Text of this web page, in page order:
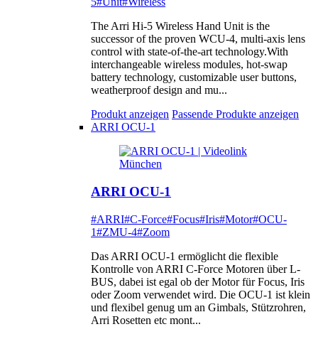
The Arri Hi-5 Wireless Hand Unit is the
successor of the proven WCU-4, multi-axis lens
control with state-of-the-art technology.With
interchangeable wireless modules, hot-swap
battery technology, customizable user buttons,
weatherproof design and mu...
Produkt anzeigen Passende Produkte anzeigen
ARRI OCU-1
ARRI OCU-1
#ARRI#C-Force#Focus#Iris#Motor#OCU-
1#ZMU-4#Zoom
Das ARRI OCU-1 ermöglicht die flexible
Kontrolle von ARRI C-Force Motoren über L-
BUS, dabei ist egal ob der Motor für Focus, Iris
oder Zoom verwendet wird. Die OCU-1 ist klein
und flexibel genug um an Gimbals, Stützrohren,
Arri Rosetten etc mont...